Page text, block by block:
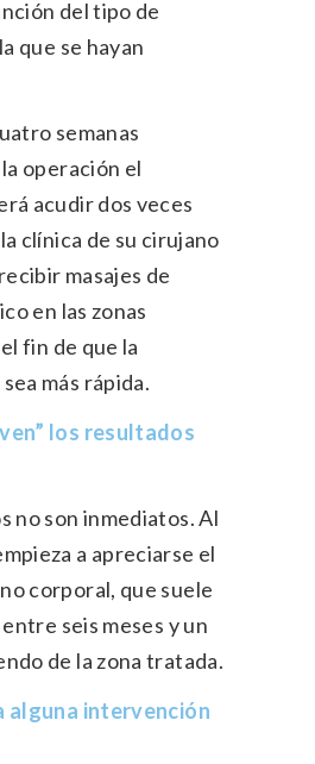
del tipo de
que se hayan
semanas
operación el
acudir dos veces
clínica de su cirujano
masajes de
en las zonas
fin de que la
más rápida.
los resultados
no son inmediatos. Al
a apreciarse el
corporal, que suele
seis meses y un
de la zona tratada.
alguna intervención